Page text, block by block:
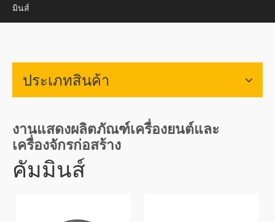
มินส์
ประเภทสินค้า
งานแสดงผลิตภัณฑ์เครื่องยนต์และ
เครื่องจักรก่อสร้าง
คัมมินส์